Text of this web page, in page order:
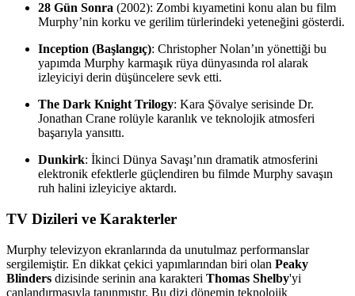
28 Gün Sonra (2002): Zombi kıyametini konu alan bu film
Murphy’nin korku ve gerilim türlerindeki yeteneğini gösterdi.
Inception (Başlangıç): Christopher Nolan’ın yönettiği bu
yapımda Murphy karmaşık rüya dünyasında rol alarak
izleyiciyi derin düşüncelere sevk etti.
The Dark Knight Trilogy: Kara Şövalye serisinde Dr.
Jonathan Crane rolüyle karanlık ve teknolojik atmosferi
başarıyla yansıttı.
Dunkirk: İkinci Dünya Savaşı’nın dramatik atmosferini
elektronik efektlerle güçlendiren bu filmde Murphy savaşın
ruh halini izleyiciye aktardı.
TV Dizileri ve Karakterler
Murphy televizyon ekranlarında da unutulmaz performanslar
sergilemiştir. En dikkat çekici yapımlarından biri olan Peaky
Blinders dizisinde serinin ana karakteri Thomas Shelby'yi
canlandırmasıyla tanınmıştır. Bu dizi dönemin teknolojik